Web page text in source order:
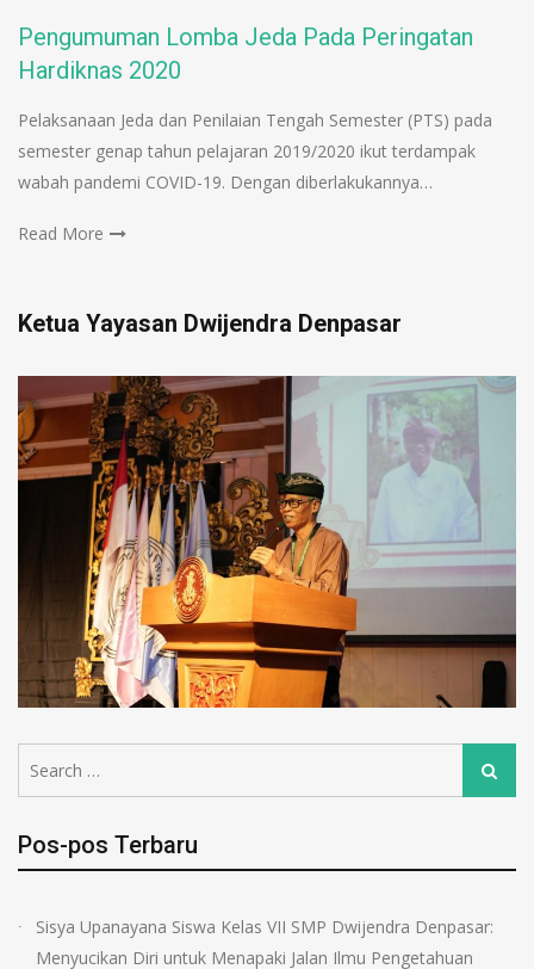
Pengumuman Lomba Jeda Pada Peringatan
Hardiknas 2020
Pelaksanaan Jeda dan Penilaian Tengah Semester (PTS) pada
semester genap tahun pelajaran 2019/2020 ikut terdampak
wabah pandemi COVID-19. Dengan diberlakukannya…
Read More
Ketua Yayasan Dwijendra Denpasar
Pos-pos Terbaru
Sisya Upanayana Siswa Kelas VII SMP Dwijendra Denpasar:
Menyucikan Diri untuk Menapaki Jalan Ilmu Pengetahuan